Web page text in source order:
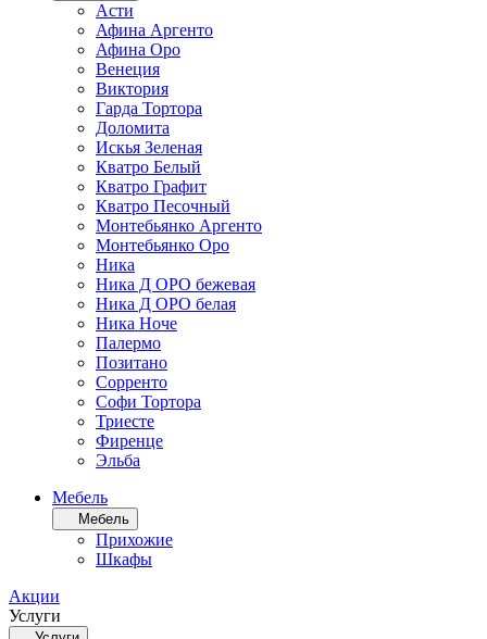
Асти
Афина Аргенто
Афина Оро
Венеция
Виктория
Гарда Тортора
Доломита
Искья Зеленая
Кватро Белый
Кватро Графит
Кватро Песочный
Монтебьянко Аргенто
Монтебьянко Оро
Ника
Ника Д ОРО бежевая
Ника Д ОРО белая
Ника Ноче
Палермо
Позитано
Сорренто
Софи Тортора
Триесте
Фиренце
Эльба
Мебель
Мебель
Прихожие
Шкафы
Акции
Услуги